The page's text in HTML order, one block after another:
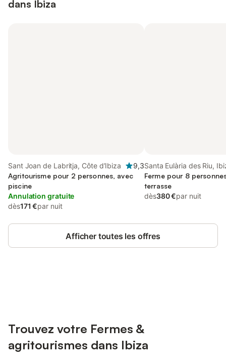
dans Ibiza
Sant Joan de Labritja, Côte d’Ibiza
9,3
Agritourisme pour 2 personnes, avec
piscine
Annulation gratuite
dès171 €par nuit
Santa Eulària des Riu,
Ferme pour 8
terrasse
dès380 €par nuit
Afficher toutes les offres
Trouvez votre Fermes &
agritourismes dans Ibiza